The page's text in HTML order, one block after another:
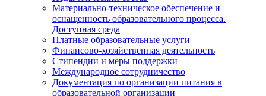
Материально-техническое обеспечение и
оснащенность образовательного процесса.
Доступная среда
Платные образовательные услуги
Финансово-хозяйственная деятельность
Стипендии и меры поддержки
Международное сотрудничество
Документация по организации питания в
образовательной организации